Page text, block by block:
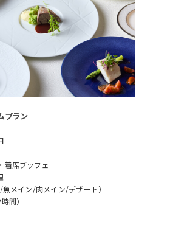
ラン
着席ブッフェ
魚メイン/肉メイン/デザート）
間）